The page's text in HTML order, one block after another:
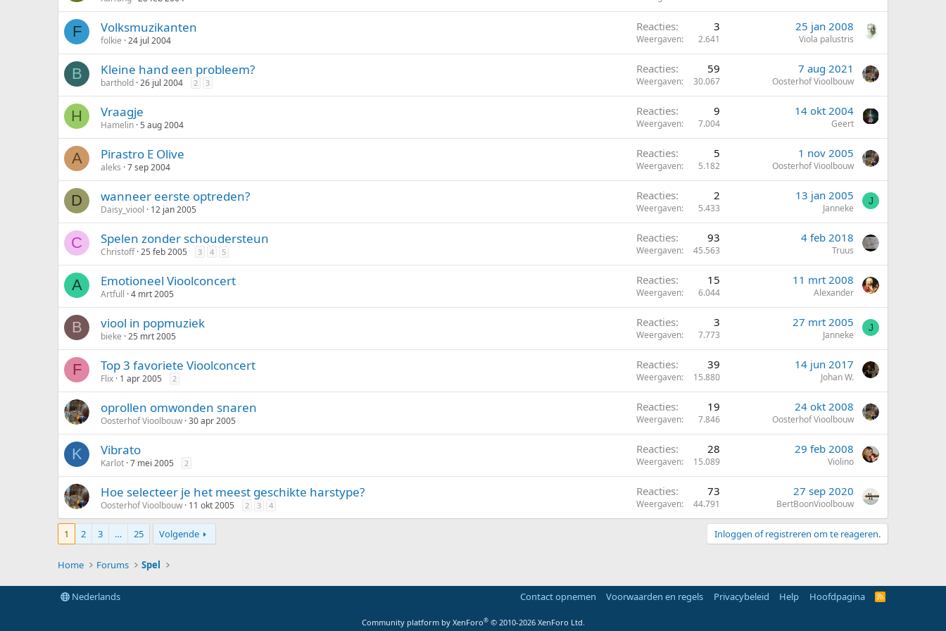
F Volksmuzikanten
folkie 24 jul 2004
Reacties 3
Weergaven 2.641
25 jan 2008
Viola palustris
B Kleine hand een probleem?
barthold 26 jul 2004 2 3
Reacties 59
Weergaven 30.067
7 aug 2021
Oosterhof Vioolbouw
H Vraagje
Hamelin 5 aug 2004
Reacties 9
Weergaven 7.004
14 okt 2004
Geert
A Pirastro E Olive
aleks 7 sep 2004
Reacties 5
Weergaven 5.182
1 nov 2005
Oosterhof Vioolbouw
D wanneer eerste optreden?
Daisy_viool 12 jan 2005
Reacties 2
Weergaven 5.433
13 jan 2005
Janneke
J
C Spelen zonder schoudersteun
Christoff 25 feb 2005 3 4 5
Reacties 93
Weergaven 45.563
4 feb 2018
Truus
A Emotioneel Vioolconcert
Artfull 4 mrt 2005
Reacties 15
Weergaven 6.044
11 mrt 2008
Alexander
B viool in popmuziek
bieke 25 mrt 2005
Reacties 3
Weergaven 7.773
27 mrt 2005
Janneke
J
F Top 3 favoriete Vioolconcert
Flix 1 apr 2005 2
Reacties 39
Weergaven 15.880
14 jun 2017
Johan W.
oprollen omwonden snaren
Oosterhof Vioolbouw 30 apr 2005
Reacties 19
Weergaven 7.846
24 okt 2008
Oosterhof Vioolbouw
K Vibrato
Karlot 7 mei 2005 2
Reacties 28
Weergaven 15.089
29 feb 2008
Violino
Hoe selecteer je het meest geschikte harstype?
Oosterhof Vioolbouw 11 okt 2005 2 3 4
Reacties 73
Weergaven 44.791
27 sep 2020
BertBoonVioolbouw
1 2 3 … 25 Volgende Inloggen of registreren om te reageren.
Home Forums Spel
Nederlands Contact opnemen Voorwaarden en regels Privacybeleid Help Hoofdpagina
R
Community platform by XenForo® © 2010-2026 XenForo Ltd.